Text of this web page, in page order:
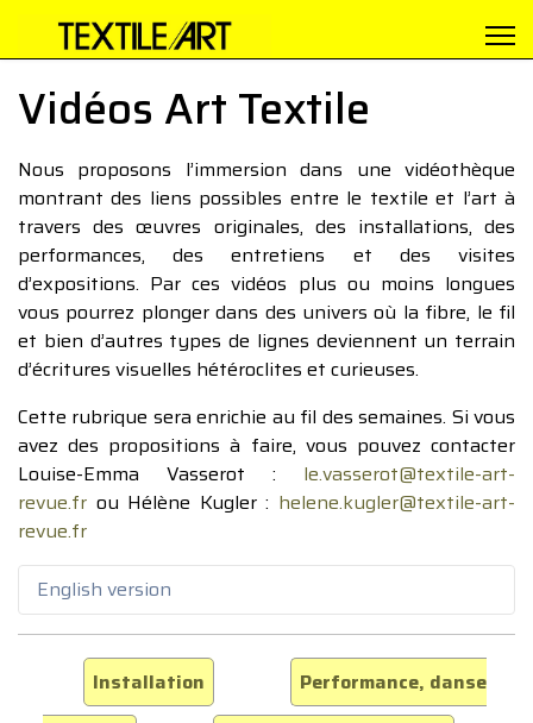
Vidéos Art Textile
Nous proposons l’immersion dans une vidéothèque
montrant des liens possibles entre le textile et l’art à
travers des œuvres originales, des installations, des
performances, des entretiens et des visites
d’expositions. Par ces vidéos plus ou moins longues
vous pourrez plonger dans des univers où la fibre, le fil
et bien d’autres types de lignes deviennent un terrain
d’écritures visuelles hétéroclites et curieuses.
Cette rubrique sera enrichie au fil des semaines. Si vous
avez des propositions à faire, vous pouvez contacter
Louise-Emma Vasserot : le.vasserot@textile-art-
revue.fr ou Hélène Kugler : helene.kugler@textile-art-
revue.fr
English version
Installation
Performance, danse